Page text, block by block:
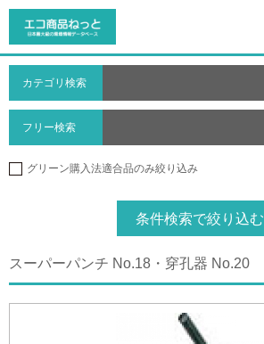
カテゴリ検索
フリー検索
グリーン購入法適合品のみ絞り込み
条件検索で絞り込む
スーパーパンチ No.18・穿孔器 No.20